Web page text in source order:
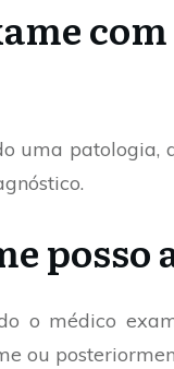
uma
o médico
ou